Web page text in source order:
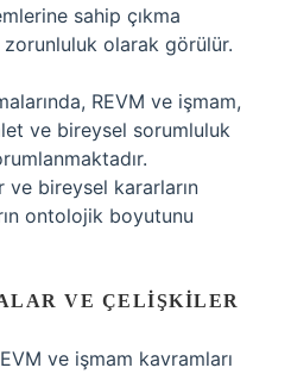
sahip çıkma
olarak görülür.
REVM ve işmam,
ve bireysel sorumluluk
bireysel kararların
ontolojik boyutunu
VE ÇELIŞKILER
ve işmam kavramları